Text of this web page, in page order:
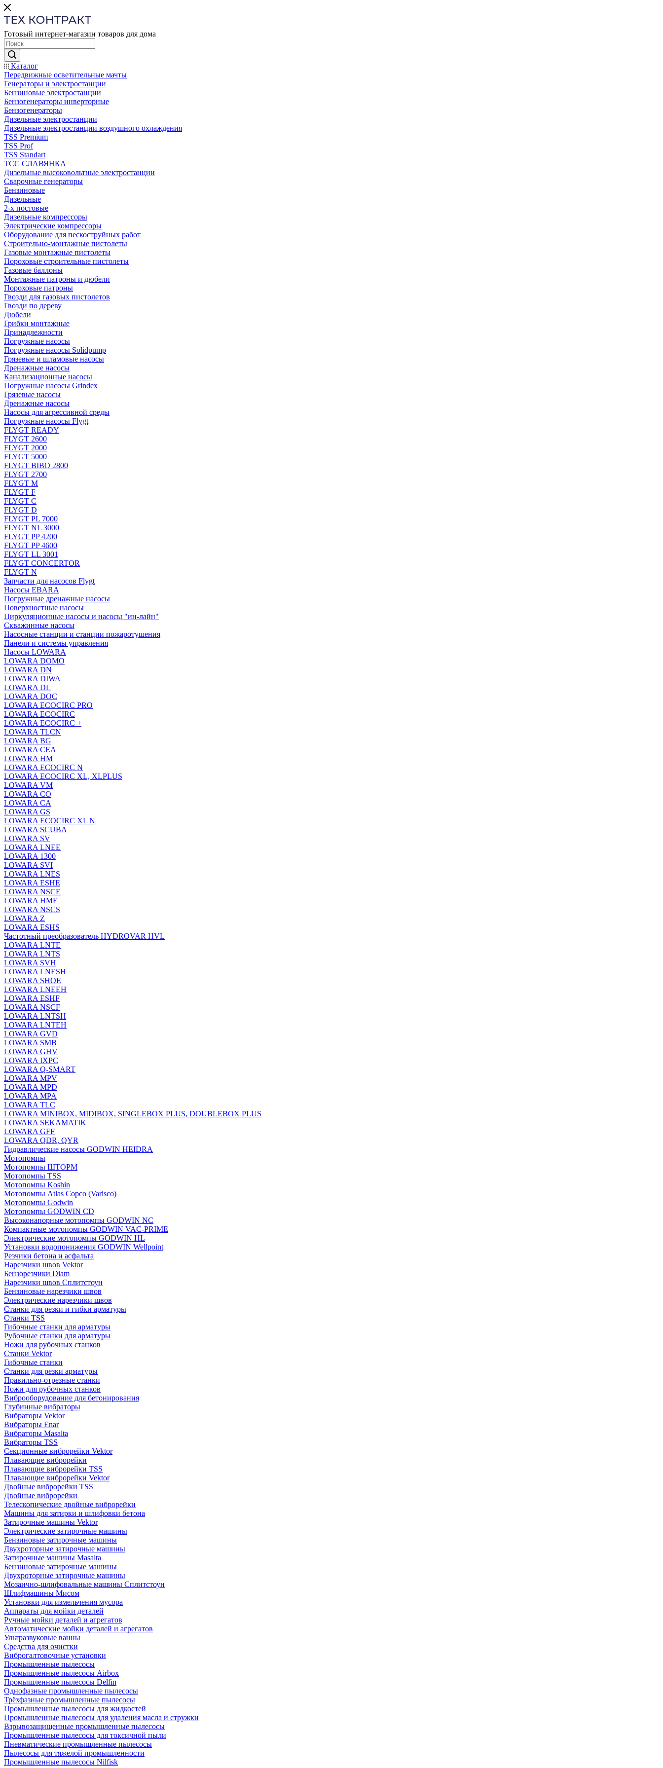
Готовый интернет-магазин товаров для дома
Каталог
Передвижные осветительные мачты
Генераторы и электростанции
Бензиновые электростанции
Бензогенераторы инверторные
Бензогенераторы
Дизельные электростанции
Дизельные электростанции воздушного охлаждения
TSS Premium
TSS Prof
TSS Standart
ТСС СЛАВЯНКА
Дизельные высоковольтные электростанции
Сварочные генераторы
Бензиновые
Дизельные
2-х постовые
Дизельные компрессоры
Электрические компрессоры
Оборудование для пескоструйных работ
Строительно-монтажные пистолеты
Газовые монтажные пистолеты
Пороховые строительные пистолеты
Газовые баллоны
Монтажные патроны и дюбели
Пороховые патроны
Гвозди для газовых пистолетов
Гвозди по дереву
Дюбели
Грибки монтажные
Принадлежности
Погружные насосы
Погружные насосы Solidpump
Грязевые и шламовые насосы
Дренажные насосы
Канализационные насосы
Погружные насосы Grindex
Грязевые насосы
Дренажные насосы
Насосы для агрессивной среды
Погружные насосы Flygt
FLYGT READY
FLYGT 2600
FLYGT 2000
FLYGT 5000
FLYGT BIBO 2800
FLYGT 2700
FLYGT M
FLYGT F
FLYGT C
FLYGT D
FLYGT PL 7000
FLYGT NL 3000
FLYGT PP 4200
FLYGT PP 4600
FLYGT LL 3001
FLYGT CONCERTOR
FLYGT N
Запчасти для насосов Flygt
Насосы EBARA
Погружные дренажные насосы
Поверхностные насосы
Циркуляционные насосы и насосы "ин-лайн"
Скважинные насосы
Насосные станции и станции пожаротушения
Панели и системы управления
Насосы LOWARA
LOWARA DOMO
LOWARA DN
LOWARA DIWA
LOWARA DL
LOWARA DOC
LOWARA ECOCIRC PRO
LOWARA ECOCIRC
LOWARA ECOCIRC +
LOWARA TLCN
LOWARA BG
LOWARA CEA
LOWARA HM
LOWARA ECOCIRC N
LOWARA ECOCIRC XL, XLPLUS
LOWARA VM
LOWARA CO
LOWARA CA
LOWARA GS
LOWARA ECOCIRC XL N
LOWARA SCUBA
LOWARA SV
LOWARA LNEE
LOWARA 1300
LOWARA SVI
LOWARA LNES
LOWARA ESHE
LOWARA NSCE
LOWARA HME
LOWARA NSCS
LOWARA Z
LOWARA ESHS
Частотный преобразователь HYDROVAR HVL
LOWARA LNTE
LOWARA LNTS
LOWARA SVH
LOWARA LNESH
LOWARA SHOE
LOWARA LNEEH
LOWARA ESHF
LOWARA NSCF
LOWARA LNTSH
LOWARA LNTEH
LOWARA GVD
LOWARA SMB
LOWARA GHV
LOWARA IXPС
LOWARA Q-SMART
LOWARA MPV
LOWARA MPD
LOWARA MPA
LOWARA TLC
LOWARA MINIBOX, MIDIBOX, SINGLEBOX PLUS, DOUBLEBOX PLUS
LOWARA SEKAMATIK
LOWARA GFF
LOWARA QDR, QYR
Гидравлические насосы GODWIN HEIDRA
Мотопомпы
Мотопомпы ШТОРМ
Мотопомпы TSS
Мотопомпы Koshin
Мотопомпы Atlas Copco (Varisco)
Мотопомпы Godwin
Мотопомпы GODWIN CD
Высоконапорные мотопомпы GODWIN NC
Компактные мотопомпы GODWIN VAC-PRIME
Электрические мотопомпы GODWIN HL
Установки водопонижения GODWIN Wellpoint
Резчики бетона и асфальта
Нарезчики швов Vektor
Бензорезчики Diam
Нарезчики швов Сплитстоун
Бензиновые нарезчики швов
Электрические нарезчики швов
Станки для резки и гибки арматуры
Станки TSS
Гибочные станки для арматуры
Рубочные станки для арматуры
Ножи для рубочных станков
Станки Vektor
Гибочные станки
Станки для резки арматуры
Правильно-отрезные станки
Ножи для рубочных станков
Виброоборудование для бетонирования
Глубинные вибраторы
Вибраторы Vektor
Вибраторы Enar
Вибраторы Masalta
Вибраторы TSS
Секционные виброрейки Vektor
Плавающие виброрейки
Плавающие виброрейки TSS
Плавающие виброрейки Vektor
Двойные виброрейки TSS
Двойные виброрейки
Телескопические двойные виброрейки
Машины для затирки и шлифовки бетона
Затирочные машины Vektor
Электрические затирочные машины
Бензиновые затирочные машины
Двухроторные затирочные машины
Затирочные машины Masalta
Бензиновые затирочные машины
Двухроторные затирочные машины
Мозаично-шлифовальные машины Сплитстоун
Шлифмашины Мисом
Установки для измельчения мусора
Аппараты для мойки деталей
Ручные мойки деталей и агрегатов
Автоматические мойки деталей и агрегатов
Ультразвуковые ванны
Средства для очистки
Виброгалтовочные установки
Промышленные пылесосы
Промышленные пылесосы Airbox
Промышленные пылесосы Delfin
Однофазные промышленные пылесосы
Трёхфазные промышленные пылесосы
Промышленные пылесосы для жидкостей
Промышленные пылесосы для удаления масла и стружки
Взрывозащищенные промышленные пылесосы
Промышленные пылесосы для токсичной пыли
Пневматические промышленные пылесосы
Пылесосы для тяжелой промышленности
Промышленные пылесосы Nilfisk